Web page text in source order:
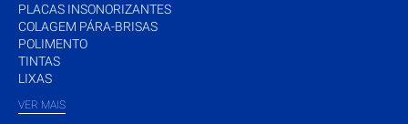
PLACAS INSONORIZANTES
COLAGEM PÁRA-BRISAS
POLIMENTO
TINTAS
LIXAS
VER MAIS